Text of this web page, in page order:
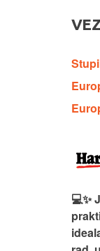
💻✨